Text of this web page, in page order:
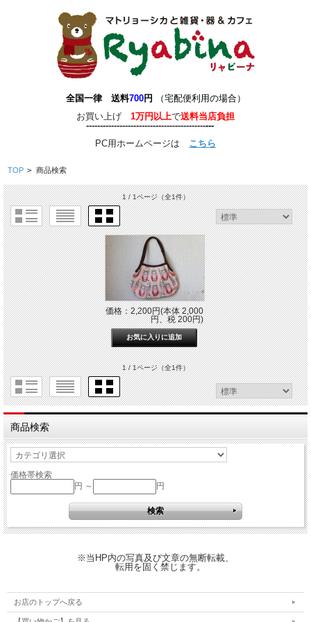
全国一律 送料700円
（宅配便利用の場合）
お買い上げ 1万円以上で送料当店負担
----------------------------------------------
PC用ホームページは こちら
TOP > 商品検索
1 / 1ページ（全1件）
価格：2,200円(本体 2,000
円、税 200円)
1 / 1ページ（全1件）
商品検索
価格帯検索
円 ～
円
※当HP内の写真及び文章の無断転載、
転用を固く禁じます。
お店のトップへ戻る